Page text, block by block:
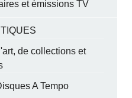
et émissions TV
de collections et
A Tempo